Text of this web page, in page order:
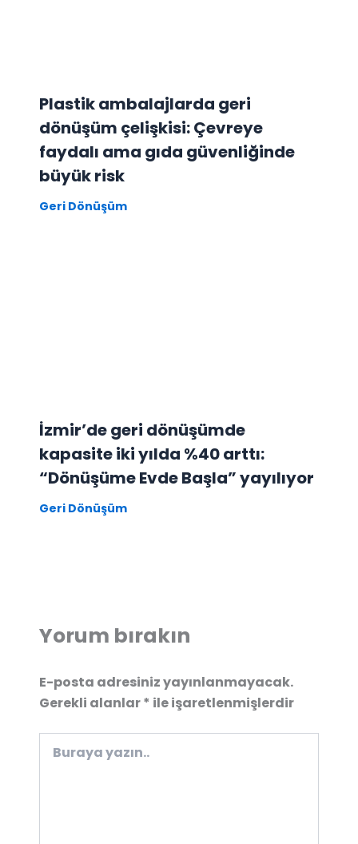
Plastik ambalajlarda geri
dönüşüm çelişkisi: Çevreye
faydalı ama gıda güvenliğinde
büyük risk
Geri Dönüşüm
İzmir’de geri dönüşümde
kapasite iki yılda %40 arttı:
“Dönüşüme Evde Başla” yayılıyor
Geri Dönüşüm
Yorum bırakın
E-posta adresiniz yayınlanmayacak.
Gerekli alanlar* ile işaretlenmişlerdir
yazın..